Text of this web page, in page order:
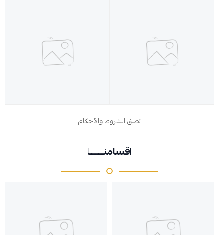
تطبق الشروط والأحكام
اقسامنــــــــا